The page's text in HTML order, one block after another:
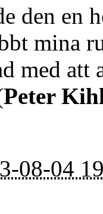
den en
mina
med att
Peter
08-04